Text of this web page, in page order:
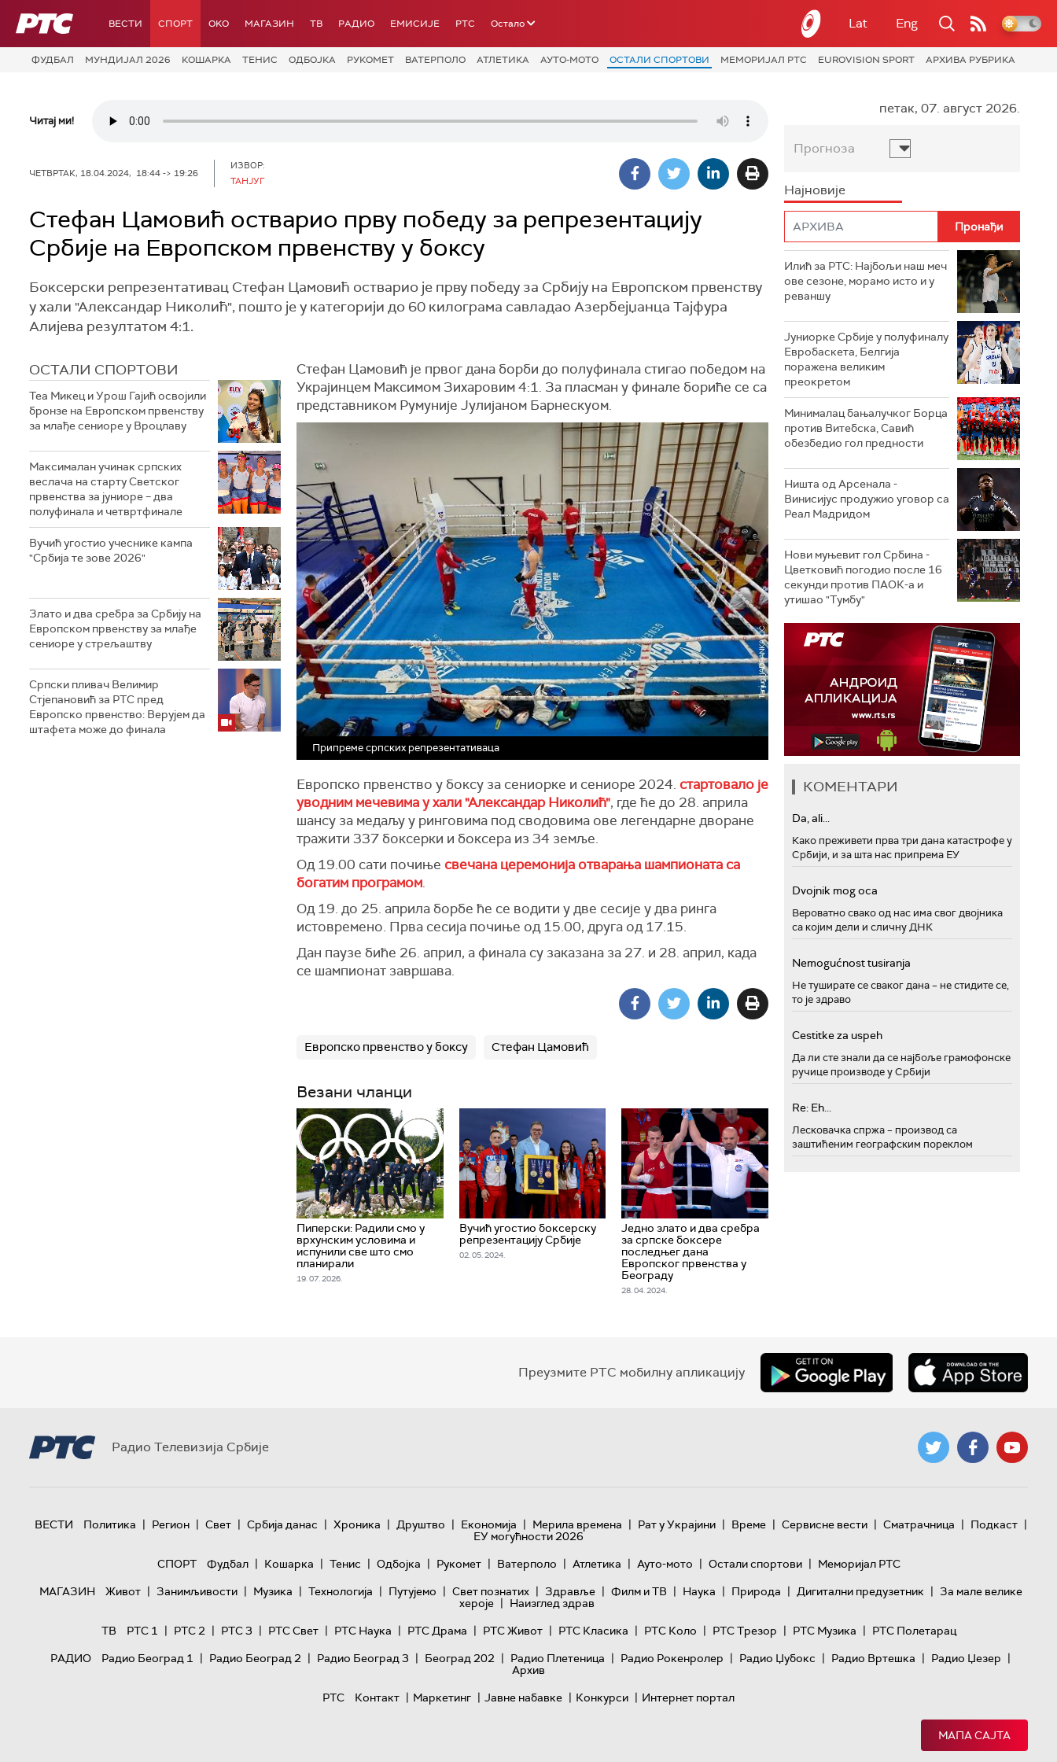
РТС ВЕСТИ СПОРТ OKO МАГАЗИН ТВ РАДИО ЕМИСИЈЕ РТС Остало Lat Eng
ФУДБАЛ МУНДИЈАЛ 2026 КОШАРКА ТЕНИС ОДБОЈКА РУКОМЕТ ВАТЕРПОЛО АТЛЕТИКА АУТО-МОТО ОСТАЛИ СПОРТОВИ МЕМОРИЈАЛ РТС EUROVISION SPORT АРХИВА РУБРИКА
Читај ми!
ЧЕТВРТАК, 18.04.2024, 18:44 -> 19:26
ИЗВОР:
ТАНЈУГ
Стефан Цамовић остварио прву победу за репрезентацију
Србије на Европском првенству у боксу
Боксерски репрезентативац Стефан Цамовић остварио је прву победу за Србију на Европском првенству
у хали "Александар Николић", пошто је у категорији до 60 килограма савладао Азербејџанца Тајфура
Алијева резултатом 4:1.
ОСТАЛИ СПОРТОВИ
Теа Микец и Урош Гајић освојили
бронзе на Европском првенству
за млађе сениоре у Вроцлаву
Максималан учинак српских
веслача на старту Светског
првенства за јуниоре – два
полуфинала и четвртфинале
Вучић угостио учеснике кампа
"Србија те зове 2026"
Злато и два сребра за Србију на
Европском првенству за млађе
сениоре у стрељаштву
Српски пливач Велимир
Стјепановић за РТС пред
Европско првенство: Верујем да
штафета може до финала
Стефан Цамовић је првог дана борби до полуфинала стигао победом на
Украјинцем Максимом Зихаровим 4:1. За пласман у финале бориће се са
представником Румуније Јулијаном Барнескуом.
Припреме српских репрезентативаца
Европско првенство у боксу за сениорке и сениоре 2024. стартовало је
уводним мечевима у хали "Александар Николић", где ће до 28. априла
шансу за медаљу у ринговима под сводовима ове легендарне дворане
тражити 337 боксерки и боксера из 34 земље.
Од 19.00 сати почиње свечана церемонија отварања шампионата са
богатим програмом.
Од 19. до 25. априла борбе ће се водити у две сесије у два ринга
истовремено. Прва сесија почиње од 15.00, друга од 17.15.
Дан паузе биће 26. април, а финала су заказана за 27. и 28. април, када
се шампионат завршава.
Европско првенство у боксу Стефан Цамовић
Везани чланци
Пиперски: Радили смо у
врхунским условима и
испунили све што смо
планирали
19. 07. 2026.
Вучић угостио боксерску
репрезентацију Србије
02. 05. 2024.
Једно злато и два сребра
за српске боксере
последњег дана
Европског првенства у
Београду
28. 04. 2024.
петак, 07. август 2026.
Прогноза
Најновије
Илић за РТС: Најбољи наш меч
ове сезоне, морамо исто и у
реваншу
Јуниорке Србије у полуфиналу
Евробаскета, Белгија
поражена великим
преокретом
Минималац бањалучког Борца
против Витебска, Савић
обезбедио гол предности
Ништа од Арсенала -
Винисијус продужио уговор са
Реал Мадридом
Нови муњевит гол Србина -
Цветковић погодио после 16
секунди против ПАОК-а и
утишао "Тумбу"
КОМЕНТАРИ
Da, ali...
Како преживети прва три дана катастрофе у
Србији, и за шта нас припрема ЕУ
Dvojnik mog oca
Вероватно свако од нас има свог двојника
са којим дели и сличну ДНК
Nemogućnost tusiranja
Не туширате се сваког дана – не стидите се,
то је здраво
Cestitke za uspeh
Да ли сте знали да се најбоље грамофонске
ручице производе у Србији
Re: Eh...
Лесковачка спржа – производ са
заштићеним географским пореклом
Преузмите РТС мобилну апликацију
Радио Телевизија Србије
ВЕСТИ Политика | Регион | Свет | Србија данас | Хроника | Друштво | Економија | Мерила времена | Рат у Украјини | Време | Сервисне вести | Сматрачница | Подкаст |
ЕУ могућности 2026
СПОРТ
Фудбал | Кошарка | Тенис | Одбојка | Рукомет | Ватерполо | Атлетика | Ауто-мото | Остали спортови | Меморијал РТС
МАГАЗИН
Живот | Занимљивости | Музика | Технологијa | Путујемо | Свет познатих | Здравље | Филм и ТВ | Наука | Природа | Дигитални предузетник | За мале велике
хероје | Наизглед здрав
ТВ
РТС 1 | РТС 2 | РТС 3 | РТС Свет | РТС Наука | РТС Драма | РТС Живот | РТС Класика | РТС Коло | РТС Трезор | РТС Музика | РТС Полетарац
РАДИО
Радио Београд 1 | Радио Београд 2 | Радио Београд 3 | Београд 202 | Радио Плетеница | Радио Рокенролер | Радио Џубокс | Радио Вртешка | Радио Џезер |
Архив
РТС
Контакт | Маркетинг | Јавне набавке | Конкурси | Интернет портал
МАПА САЈТА